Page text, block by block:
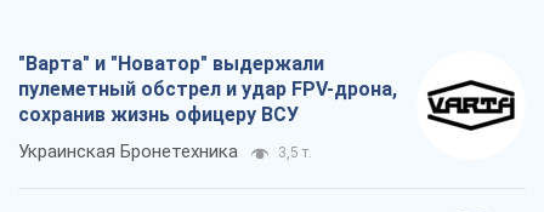
"Варта" и "Новатор" выдержали
пулеметный обстрел и удар FPV-дрона,
сохранив жизнь офицеру ВСУ
Украинская Бронетехника 3,5 т.